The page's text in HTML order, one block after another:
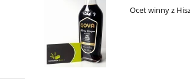
Ocet winny z